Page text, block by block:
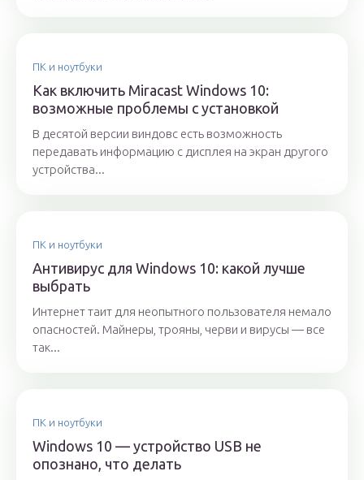
ПК и ноутбуки
Как включить Miracast Windows 10:
возможные проблемы с установкой
В десятой версии виндовс есть возможность
передавать информацию с дисплея на экран другого
устройства...
ПК и ноутбуки
Антивирус для Windows 10: какой лучше
выбрать
Интернет таит для неопытного пользователя немало
опасностей. Майнеры, трояны, черви и вирусы — все
так...
ПК и ноутбуки
Windows 10 — устройство USB не
опознано, что делать